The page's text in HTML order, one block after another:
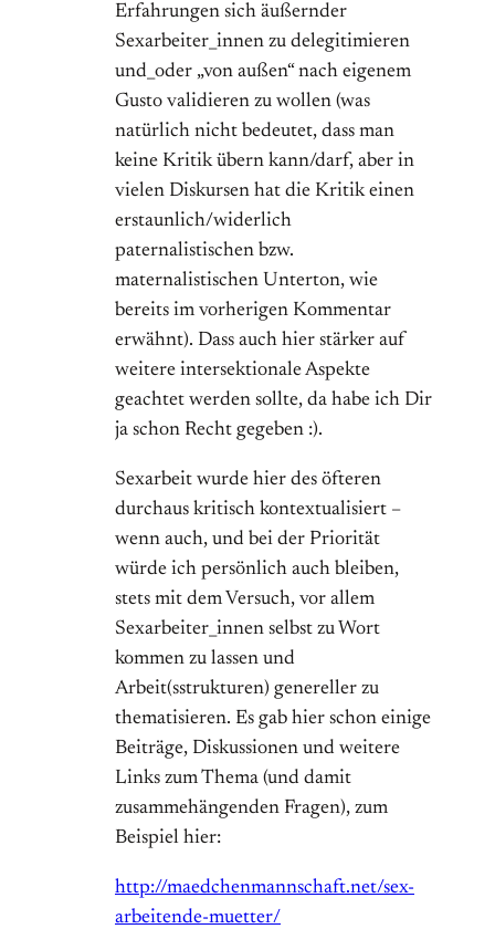
Erfahrungen sich äußernder
Sexarbeiter_innen zu delegitimieren
und_oder „von außen“ nach eigenem
Gusto validieren zu wollen (was
natürlich nicht bedeutet, dass man
keine Kritik übern kann/darf, aber in
vielen Diskursen hat die Kritik einen
erstaunlich/widerlich
paternalistischen bzw.
maternalistischen Unterton, wie
bereits im vorherigen Kommentar
erwähnt). Dass auch hier stärker auf
weitere intersektionale Aspekte
geachtet werden sollte, da habe ich Dir
ja schon Recht gegeben :).
Sexarbeit wurde hier des öfteren
durchaus kritisch kontextualisiert –
wenn auch, und bei der Priorität
würde ich persönlich auch bleiben,
stets mit dem Versuch, vor allem
Sexarbeiter_innen selbst zu Wort
kommen zu lassen und
Arbeit(sstrukturen) genereller zu
thematisieren. Es gab hier schon einige
Beiträge, Diskussionen und weitere
Links zum Thema (und damit
zusammehängenden Fragen), zum
Beispiel hier:
http://maedchenmannschaft.net/sex-
arbeitende-muetter/